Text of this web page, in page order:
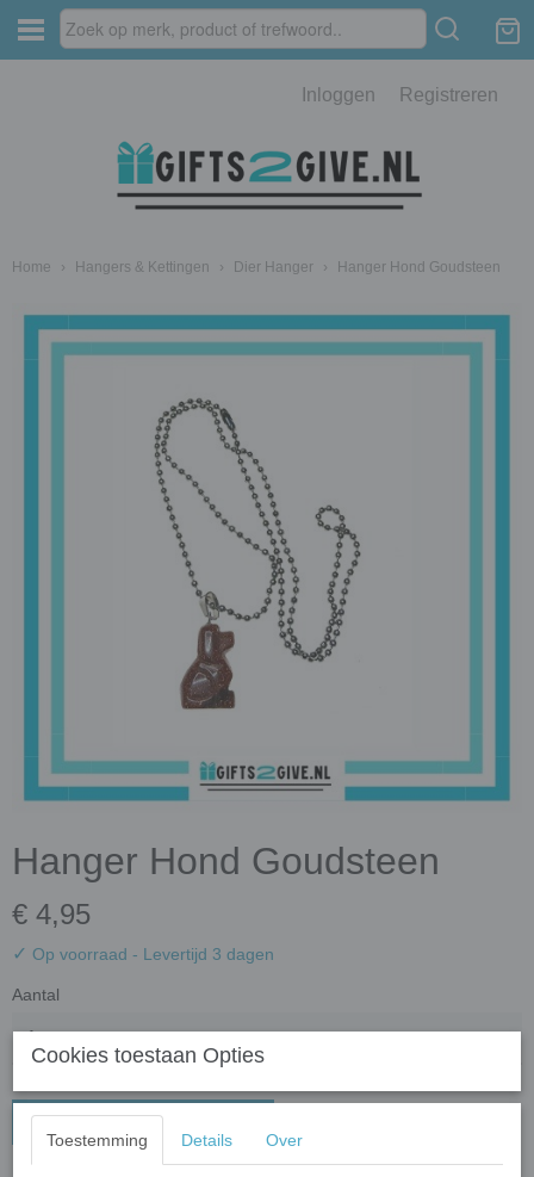
Inloggen Registreren
Home › Hangers & Kettingen › Dier Hanger › Hanger Hond Goudsteen
Hanger Hond Goudsteen
€ 4,95
✓ Op voorraad - Levertijd 3 dagen
Aantal
In winkelwagen
Cookies toestaan Opties
Toestemming Details Over